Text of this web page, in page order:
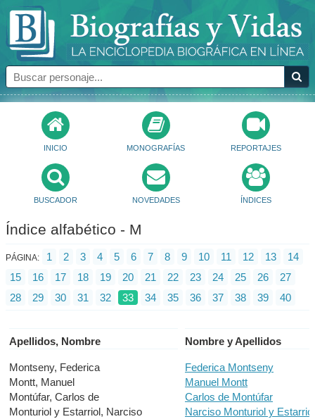
INICIO MONOGRAFÍAS REPORTAJES
BUSCADOR NOVEDADES ÍNDICES
Índice alfabético - M
PÁGINA: 1 2 3 4 5 6 7 8 9 10 11 12 13
14
15
16 17 18 19 20 21 22 23 24 25 26
27
28
29 30 31 32 33 34 35 36 37 38 39 40
Apellidos, Nombre
Montseny, Federica
Montt, Manuel
Montúfar, Carlos de
Monturiol y Estarriol, Narciso
Nombre y Apellidos
Federica Montseny
Manuel Montt
Carlos de Montúfar
Narciso Monturiol y Estarriol